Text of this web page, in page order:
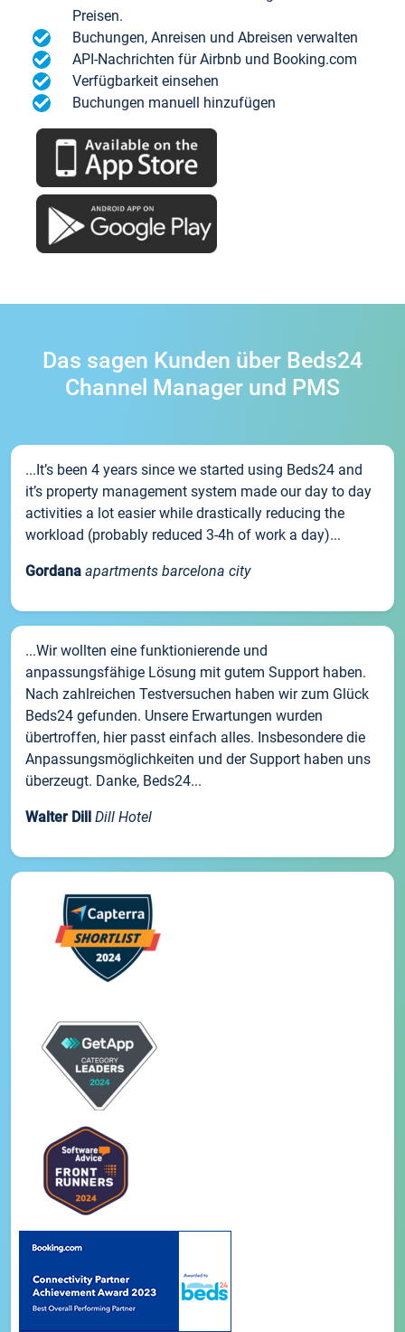
Preisen.
Buchungen, Anreisen und Abreisen verwalten
API-Nachrichten für Airbnb und Booking.com
Verfügbarkeit einsehen
Buchungen manuell hinzufügen
Das sagen Kunden über Beds24
Channel Manager und PMS
...It’s been 4 years since we started using Beds24 and
it’s property management system made our day to day
activities a lot easier while drastically reducing the
workload (probably reduced 3-4h of work a day)...
Gordana apartments barcelona city
...Wir wollten eine funktionierende und
anpassungsfähige Lösung mit gutem Support haben.
Nach zahlreichen Testversuchen haben wir zum Glück
Beds24 gefunden. Unsere Erwartungen wurden
übertroffen, hier passt einfach alles. Insbesondere die
Anpassungsmöglichkeiten und der Support haben uns
überzeugt. Danke, Beds24...
Walter Dill Dill Hotel